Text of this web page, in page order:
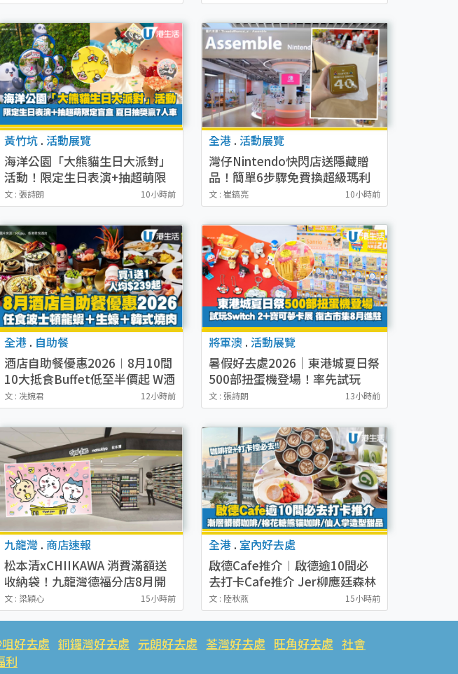
黃竹坑 . 活動展覽
海洋公園「大熊貓生日大派對」
活動！限定生日表演+抽超萌限
定盲盒 夏日抽獎贏走7人車！
文 : 張詩朗 10小時前
全港 . 活動展覽
灣仔Nintendo快閃店送隱藏贈
品！簡單6步驟免費換超級瑪利
歐兄弟40週年鐵盒
文 : 崔鎬亮 10小時前
全港 . 自助餐
酒店自助餐優惠2026︱8月10間
10大抵食Buffet低至半價起 W酒
店首爾頂級韓燒/麗晶奢華魚子
醬
文 : 冼婉君 12小時前
將軍澳 . 活動展覽
暑假好去處2026｜東港城夏日祭
500部扭蛋機登場！率先試玩
Switch 2+Pokémon鑑定卡展
復古市集8月進駐！
文 : 張詩朗 13小時前
九龍灣 . 商店速報
松本清xCHIIKAWA 消費滿額送
收納袋！九龍灣德福分店8月開
幕！新張優惠全店9折/送$30優
惠券+購物袋
文 : 梁穎心 15小時前
全港 . 室內好去處
啟德Cafe推介︱啟德逾10間必
去打卡Cafe推介 Jer柳應廷森林
系Cafe／日本過江龍焙茶蕨餅芭
菲／棉花糖熊貓咖啡
文 : 陸秋燕 15小時前
好去處 銅鑼灣好去處 元朗好去處 荃灣好去處 旺角好去處 社會
利